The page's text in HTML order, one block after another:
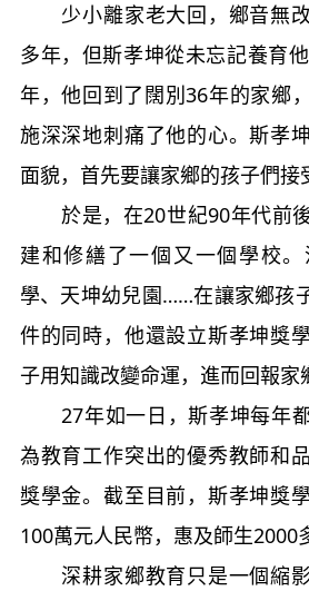
少小離家老大回，鄉音無改
多年，但斯孝坤從未忘記養育
年，他回到了闊別36年的家鄉
施深深地刺痛了他的心。斯孝
面貌，首先要讓家鄉的孩子們接
於是，在20世紀90年代前
建和修繕了一個又一個學校
學、天坤幼兒園……在讓家鄉孩
件的同時，他還設立斯孝坤獎
子用知識改變命運，進而回報家
27年如一日，斯孝坤每年都
為教育工作突出的優秀教師和
獎學金。截至目前，斯孝坤獎
100萬元人民幣，惠及師生2000
深耕家鄉教育只是一個縮影